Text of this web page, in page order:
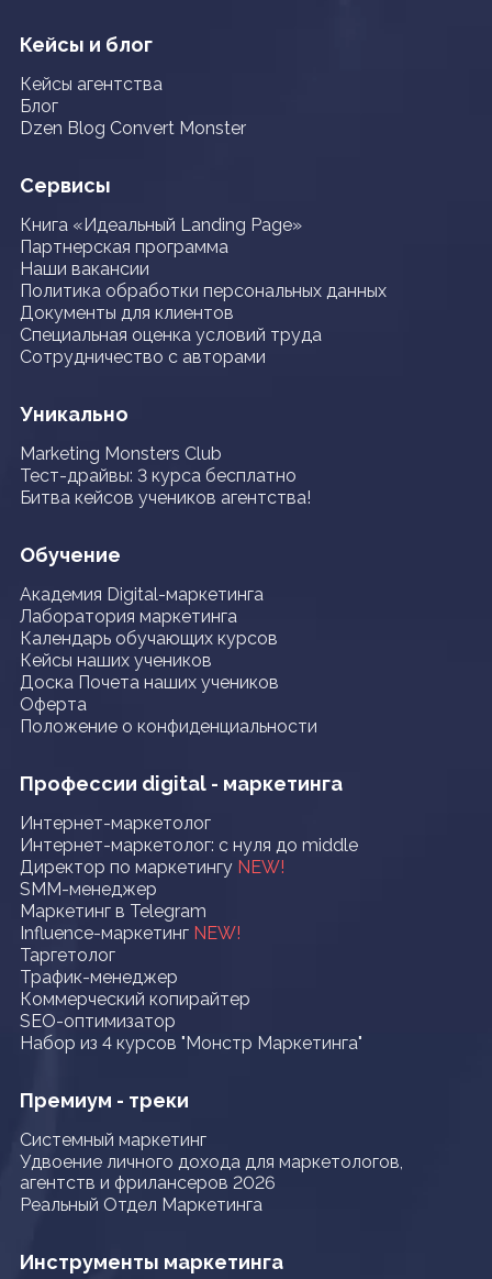
Кейсы и блог
Кейсы агентства
Блог
Dzen Blog Convert Monster
Сервисы
Книга «Идеальный Landing Page»
Партнерская программа
Наши вакансии
Политика обработки персональных данных
Документы для клиентов
Специальная оценка условий труда
Сотрудничество с авторами
Уникально
Marketing Monsters Club
Тест-драйвы: 3 курса бесплатно
Битва кейсов учеников агентства!
Обучение
Академия Digital-маркетинга
Лаборатория маркетинга
Календарь обучающих курсов
Кейсы наших учеников
Доска Почета наших учеников
Оферта
Положение о конфиденциальности
Профессии digital - маркетинга
Интернет-маркетолог
Интернет-маркетолог: с нуля до middle
Директор по маркетингу NEW!
SMM-менеджер
Маркетинг в Telegram
Influence-маркетинг NEW!
Таргетолог
Трафик-менеджер
Коммерческий копирайтер
SEO-оптимизатор
Набор из 4 курсов "Монстр Маркетинга"
Премиум - треки
Системный маркетинг
Удвоение личного дохода для маркетологов,
агентств и фрилансеров 2026
Реальный Отдел Маркетинга
Инструменты маркетинга